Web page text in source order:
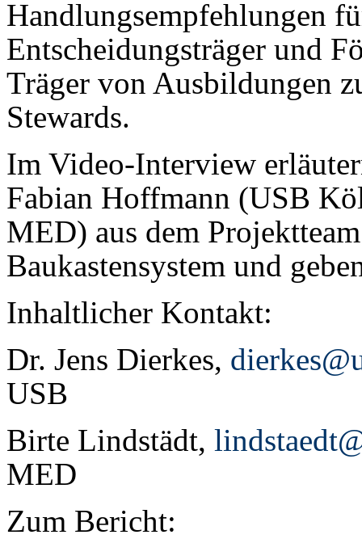
Handlungsempfehlungen
Entscheidungsträger und
Träger von Ausbildungen
Stewards.
Im Video-Interview
Fabian Hoffmann (USB
MED) aus dem
Baukastensystem und
Inhaltlicher Kontakt:
Dr. Jens Dierkes,
USB
Birte Lindstädt,
MED
Zum Bericht: